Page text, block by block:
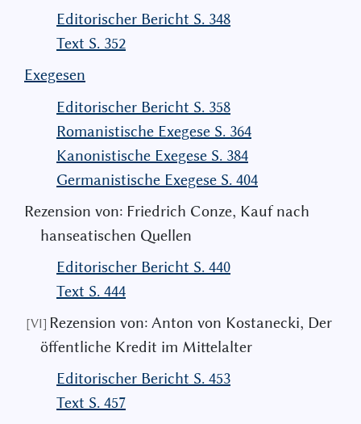
Editorischer Bericht S. 348
Text S. 352
Exegesen
Editorischer Bericht S. 358
Romanistische Exegese S. 364
Kanonistische Exegese S. 384
Germanistische Exegese S. 404
Rezension von: Friedrich Conze‚ Kauf nach
hanseatischen Quellen
Editorischer Bericht S. 440
Text S. 444
[VI] Rezension von: Anton von Kostanecki‚ Der
öffentliche Kredit im Mittelalter
Editorischer Bericht S. 453
Text S. 457